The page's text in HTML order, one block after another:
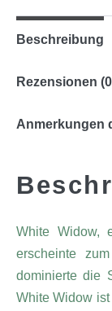
Beschreibung
Rezensionen
Anmerkungen
White Widow,
erscheinte
dominierte die
White Widow